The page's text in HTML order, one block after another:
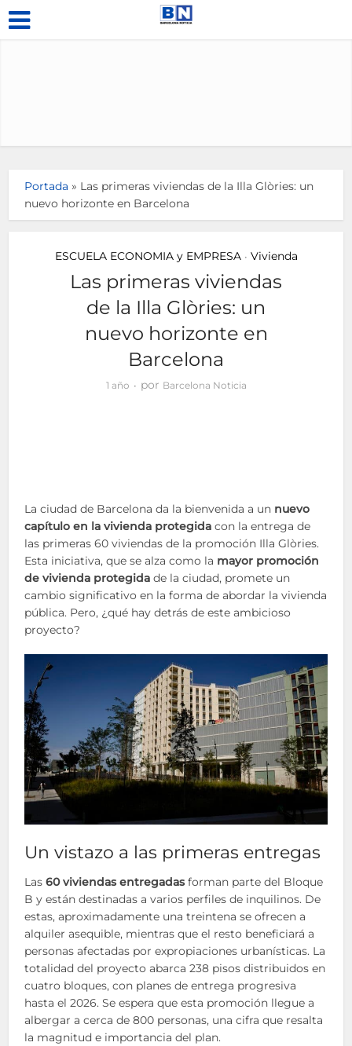
Portada » Las primeras viviendas de la Illa Glòries: un
nuevo horizonte en Barcelona
ESCUELA ECONOMIA y EMPRESA • Vivienda
Las primeras viviendas
de la Illa Glòries: un
nuevo horizonte en
Barcelona
1 año por Barcelona Noticia
La ciudad de Barcelona da la bienvenida a un nuevo
capítulo en la vivienda protegida con la entrega de
las primeras 60 viviendas de la promoción Illa Glòries.
Esta iniciativa, que se alza como la mayor promoción
de vivienda protegida de la ciudad, promete un
cambio significativo en la forma de abordar la vivienda
pública. Pero, ¿qué hay detrás de este ambicioso
proyecto?
Un vistazo a las primeras entregas
Las60 viviendas entregadasforman parte del Bloque
B y están destinadas a varios perfiles de inquilinos. De
estas, aproximadamente una treintena se ofrecen a
alquiler asequible, mientras que el resto beneficiará a
personas afectadas por expropiaciones urbanísticas. La
totalidad del proyecto abarca 238 pisos distribuidos en
cuatro bloques, con planes de entrega progresiva
hasta el 2026. Se espera que esta promoción llegue a
albergar a cerca de 800 personas, una cifra que resalta
la magnitud e importancia del plan.